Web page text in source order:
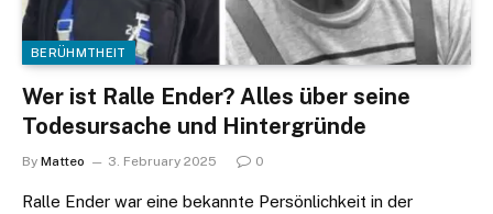
BERÜHMTHEIT
Wer ist Ralle Ender? Alles über seine
Todesursache und Hintergründe
By Matteo 3. February 2025 0
Ralle Ender war eine bekannte Persönlichkeit in der